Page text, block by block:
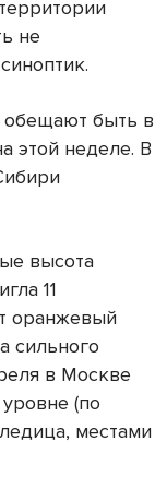
не
обещают быть в
этой неделе. В
высота
11
оранжевый
сильного
в Москве
(по
местами